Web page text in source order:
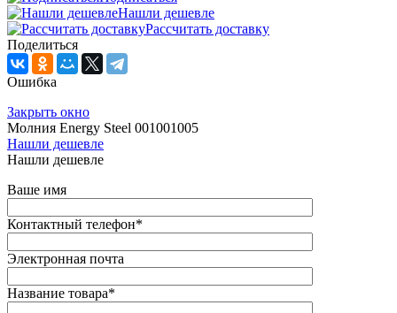
Нашли дешевле
Рассчитать доставку
Поделиться
Ошибка
Закрыть окно
Молния Energy Steel 001001005
Нашли дешевле
Нашли дешевле
Ваше имя
Контактный телефон*
Электронная почта
Название товара*